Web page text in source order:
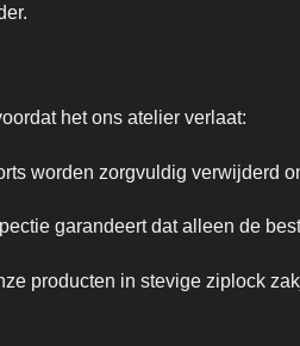
het ons atelier verlaat:
worden zorgvuldig verwijderd
garandeert dat alleen de
producten in stevige ziplock